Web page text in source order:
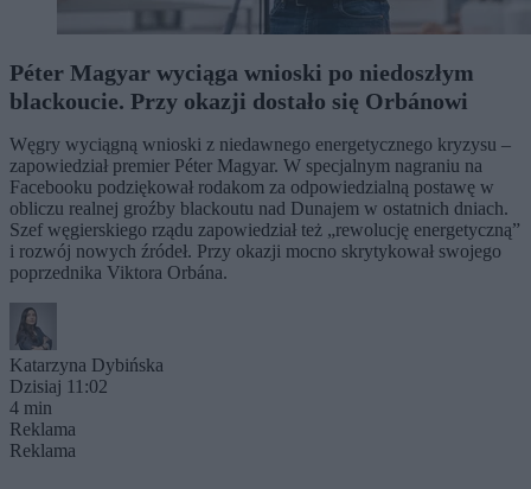
Péter Magyar wyciąga wnioski po niedoszłym
blackoucie. Przy okazji dostało się Orbánowi
Węgry wyciągną wnioski z niedawnego energetycznego kryzysu –
zapowiedział premier Péter Magyar. W specjalnym nagraniu na
Facebooku podziękował rodakom za odpowiedzialną postawę w
obliczu realnej groźby blackoutu nad Dunajem w ostatnich dniach.
Szef węgierskiego rządu zapowiedział też „rewolucję energetyczną”
i rozwój nowych źródeł. Przy okazji mocno skrytykował swojego
poprzednika Viktora Orbána.
Katarzyna Dybińska
Dzisiaj 11:02
4 min
Reklama
Reklama